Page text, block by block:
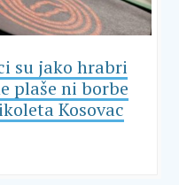
su jako hrabri
plaše ni borbe
Kosovac